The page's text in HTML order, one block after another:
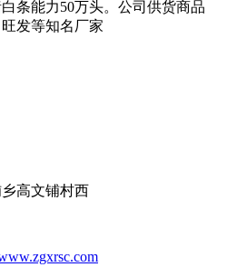
条能力50万头。公司供货商品
发等知名厂家
高文铺村西